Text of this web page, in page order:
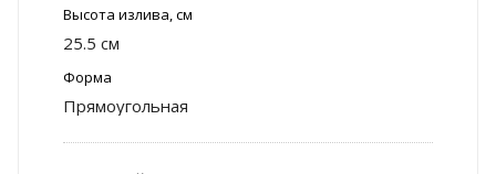
Высота излива, см
25.5 см
Форма
Прямоугольная